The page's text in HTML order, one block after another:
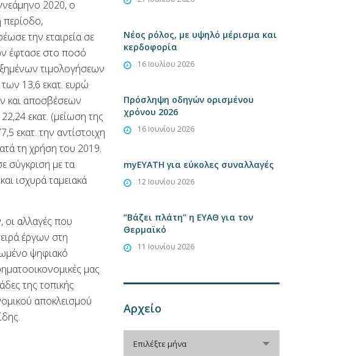
2020, ο
περίοδο,
την εταιρεία σε
έφτασε στο ποσό
τιμολογήσεων
13,6 εκατ. ευρώ
και αποσβέσεων
εκατ. (μείωση της
εκατ. την αντίστοιχη
τη χρήση του 2019.
σύγκριση με τα
ισχυρά ταμειακά
οι αλλαγές που
έργων στη
ψηφιακό
μας
της τοπικής
αποκλεισμού
Νέος ρόλος, με υψηλό μέρισμα και
κερδοφορία
16 Ιουλίου 2026
Πρόσληψη οδηγών ορισμένου
χρόνου 2026
16 Ιουνίου 2026
myEYATH για εύκολες συναλλαγές
12 Ιουνίου 2026
“Βάζει πλάτη” η ΕΥΑΘ για τον
Θερμαϊκό
11 Ιουνίου 2026
Αρχείο
Επιλέξτε μήνα